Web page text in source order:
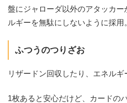
盤にジャローダ以外のアタッカ
ルギーを無駄にしないように採用
ふつうのつりざお
リザードン回収したり、エネルギ
1枚あると安心だけど、カードの